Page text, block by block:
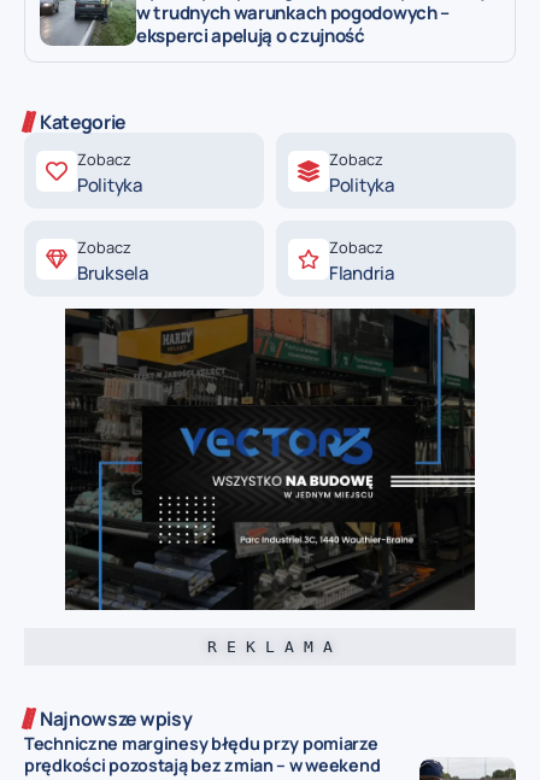
w trudnych warunkach pogodowych –
eksperci apelują o czujność
Kategorie
Zobacz
Polityka
Zobacz
Polityka
Zobacz
Bruksela
Zobacz
Flandria
R E K L A M A
Najnowsze wpisy
Techniczne marginesy błędu przy pomiarze
prędkości pozostają bez zmian – w weekend